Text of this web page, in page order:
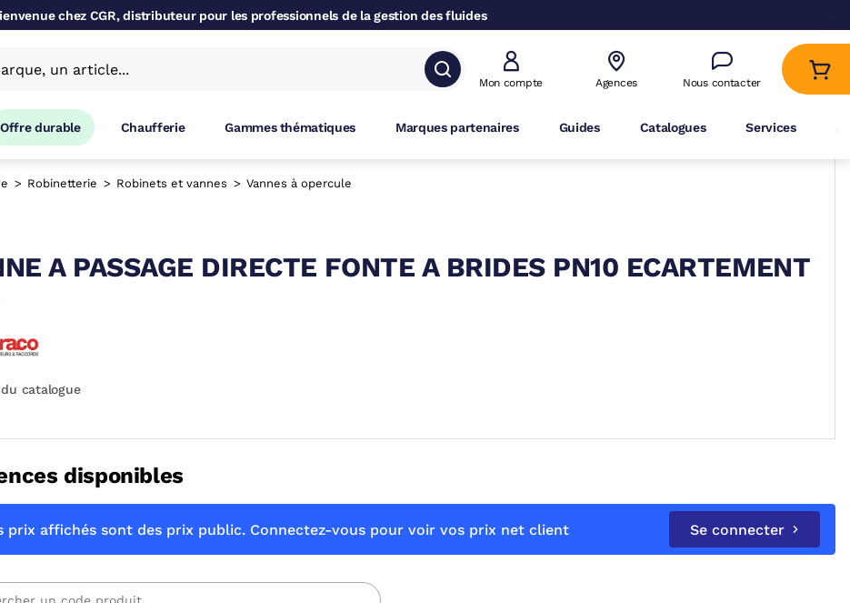
chez CGR, distributeur pour les professionnels de la gestion des fluides
Mon compte Agences Nous contacter
Offre durable Chaufferie Gammes thématiques Marques partenaires Guides Catalogues Services
Robinetterie Robinets et vannes Vannes à opercule
A PASSAGE DIRECTE FONTE A BRIDES PN10 ECARTEMENT
du catalogue
disponibles
prix affichés sont des prix public. Connectez-vous pour voir vos prix net client Se connecter